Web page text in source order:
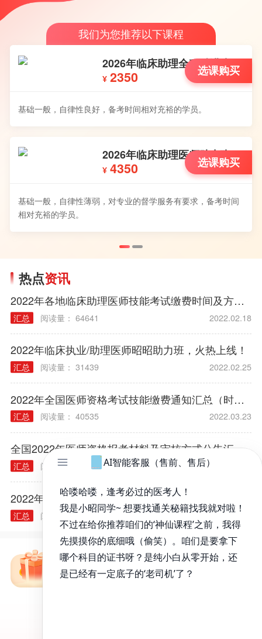
班
班
考时间
我们为您推荐以下课程
2026年临床助理医师
13470
基础一般，自律性薄弱，对备考无规划，通关无把握
A班
基础一般，自律性薄弱，空余学习时间有限，对备考
久考不过，对考试通过需要保障的学员。
热点资讯
2022年各地临床助理医师技能考试缴费时间及方式汇总
汇总 阅读量： 64641 2022.02.18
2022年临床执业/助理医师昭昭助力班，火热上线！
汇总 阅读量： 31439 2022.02.25
2022年全国医师资格考试技能缴费通知汇总（时间/方式/标准）
汇总 阅读量： 40535 2022.03.23
汇总 阅读量： 38839 2022.01.04
2022年医师资格考试报名规定常见问题汇总
汇总 阅读量： 40314 2021.12.03